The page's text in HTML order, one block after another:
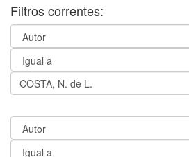
Filtros correntes: